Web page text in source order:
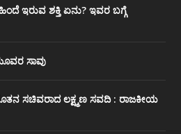
ಇರುವ ಶಕ್ತಿ ಏನು? ಇವರ ಬಗ್ಗೆ
ಸಾವು
ಸಚಿವರಾದ ಲಕ್ಷ್ಮಣ ಸವದಿ : ರಾಜಕೀಯ